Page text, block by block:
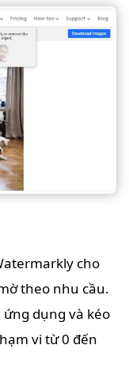
cho
theo nhu cầu.
dụng và kéo
vi từ 0 đến